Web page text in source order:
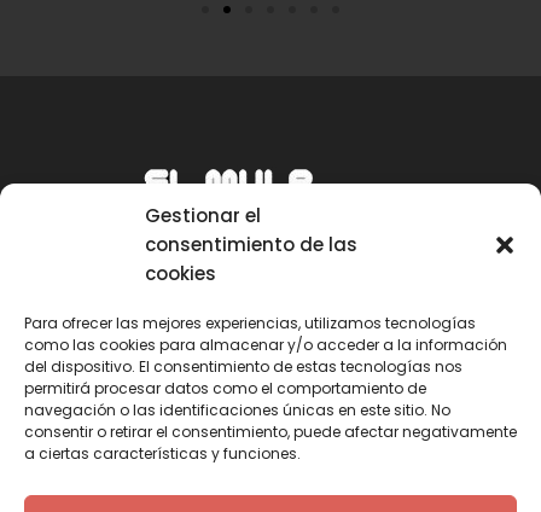
Gestionar el
consentimiento de las
cookies
Para ofrecer las mejores experiencias, utilizamos tecnologías
como las cookies para almacenar y/o acceder a la información
del dispositivo. El consentimiento de estas tecnologías nos
permitirá procesar datos como el comportamiento de
navegación o las identificaciones únicas en este sitio. No
consentir o retirar el consentimiento, puede afectar negativamente
a ciertas características y funciones.
Email
mule@mulecarajonero.com
Síguenos en redes sociales